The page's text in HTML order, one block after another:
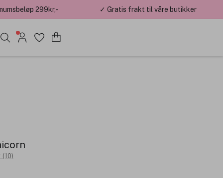
299kr,- ✓ Gratis frakt til våre butikker
(10)